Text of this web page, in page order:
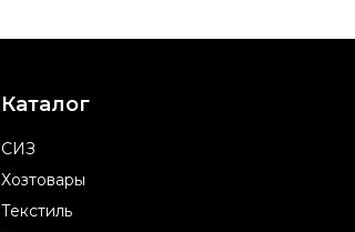
Каталог
СИЗ
Хозтовары
Текстиль